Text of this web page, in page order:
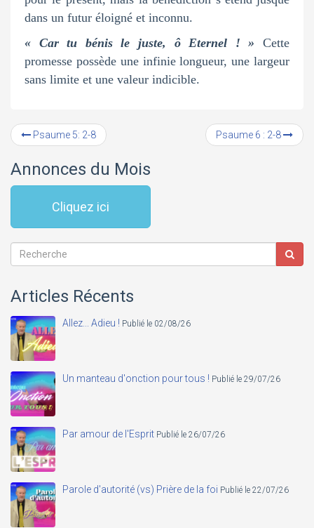
dans un futur éloigné et inconnu.
« Car tu bénis le juste, ô Eternel ! » Cette
promesse possède une infinie longueur, une largeur
sans limite et une valeur indicible.
Psaume 5: 2-8 Psaume 6 : 2-8
Annonces du Mois
Cliquez ici
Articles Récents
Allez... Adieu ! Publié le 02/08/26
Un manteau d'onction pour tous ! Publié le 29/07/26
Par amour de l'Esprit Publié le 26/07/26
Parole d'autorité (vs) Prière de la foi Publié le 22/07/26